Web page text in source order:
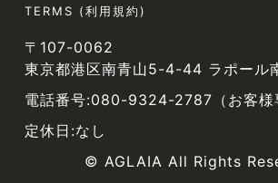
TERMS (利用規約)
〒107-0062
東京都港区南青山5-4-44 ラポール
電話番号:080-9324-2787（お客様
定休日:なし
© AGLAIA All Rights